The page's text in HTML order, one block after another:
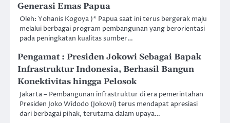
Generasi Emas Papua
Oleh: Yohanis Kogoya )* Papua saat ini terus bergerak maju
melalui berbagai program pembangunan yang berorientasi
pada peningkatan kualitas sumber…
Pengamat : Presiden Jokowi Sebagai Bapak
Infrastruktur Indonesia, Berhasil Bangun
Konektivitas hingga Pelosok
Jakarta – Pembangunan infrastruktur di era pemerintahan
Presiden Joko Widodo (Jokowi) terus mendapat apresiasi
dari berbagai pihak, terutama dalam upaya…